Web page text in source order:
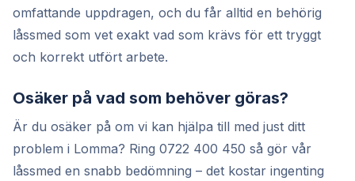
omfattande uppdragen, och du får alltid en behörig
låssmed som vet exakt vad som krävs för ett tryggt
och korrekt utfört arbete.
Osäker på vad som behöver göras?
Är du osäker på om vi kan hjälpa till med just ditt
problem i Lomma? Ring 0722 400 450 så gör vår
låssmed en snabb bedömning – det kostar ingenting